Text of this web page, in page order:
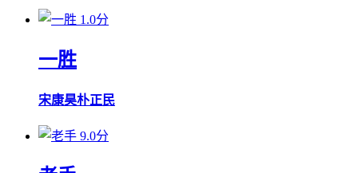
1.0分
一胜
宋康昊朴正民
9.0分